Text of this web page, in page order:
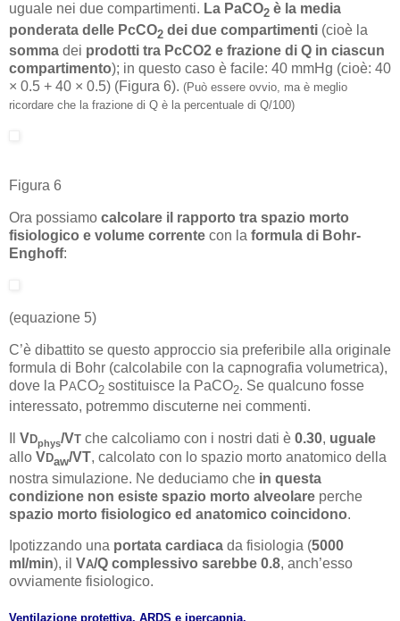
uguale nei due compartimenti. La PaCO2 è la media
ponderata delle PcCO2 dei due compartimenti (cioè la
somma dei prodotti tra PcCO2 e frazione di Q in ciascun
compartimento); in questo caso è facile: 40 mmHg (cioè: 40
× 0.5 + 40 × 0.5) (Figura 6). (Può essere ovvio, ma è meglio
ricordare che la frazione di Q è la percentuale di Q/100)
Figura 6
Ora possiamo calcolare il rapporto tra spazio morto
fisiologico e volume corrente con la formula di Bohr-
Enghoff:
(equazione 5)
C’è dibattito se questo approccio sia preferibile alla originale
formula di Bohr (calcolabile con la capnografia volumetrica),
dove la PACO2 sostituisce la PaCO2. Se qualcuno fosse
interessato, potremmo discuterne nei commenti.
VDphys/VT che calcoliamo con i nostri dati è 0.30, uguale
allo VDaw/VT, calcolato con lo spazio morto anatomico della
nostra simulazione. Ne deduciamo che in questa
condizione non esiste spazio morto alveolare perche
spazio morto fisiologico ed anatomico coincidono.
Ipotizzando una portata cardiaca da fisiologia (5000
ml/min), il VA/Q complessivo sarebbe 0.8, anch’esso
ovviamente fisiologico.
Ventilazione protettiva, ARDS e ipercapnia.